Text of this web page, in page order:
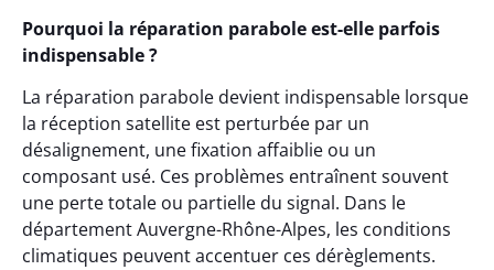
Pourquoi la réparation parabole est-elle parfois
indispensable ?
La réparation parabole devient indispensable lorsque
la réception satellite est perturbée par un
désalignement, une fixation affaiblie ou un
composant usé. Ces problèmes entraînent souvent
une perte totale ou partielle du signal. Dans le
département Auvergne-Rhône-Alpes, les conditions
climatiques peuvent accentuer ces dérèglements.